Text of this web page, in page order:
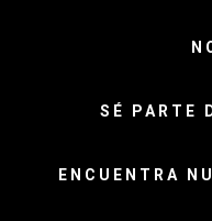
SÉ PARTE
ENCUENTRA